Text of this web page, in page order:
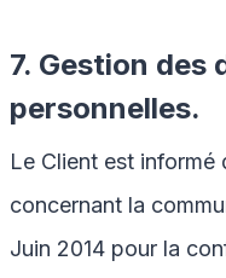
7. Gestion des
personnelles.
Le Client est informé
concernant la
Juin 2014 pour la